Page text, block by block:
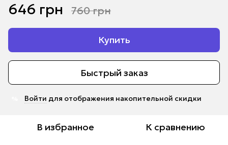
646 грн 760 грн
Купить
Быстрый заказ
Войти для отображения накопительной скидки
В избранное К сравнению